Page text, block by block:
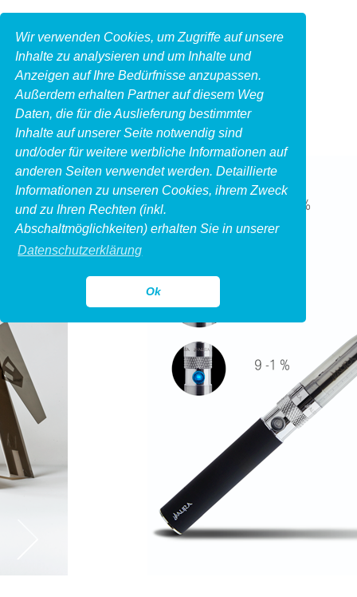
Wir verwenden Cookies, um Zugriffe auf unsere
Inhalte zu analysieren und um Inhalte und
Anzeigen auf Ihre Bedürfnisse anzupassen.
Außerdem erhalten Partner auf diesem Weg
Daten, die für die Auslieferung bestimmter
Inhalte auf unserer Seite notwendig sind
und/oder für weitere werbliche Informationen auf
anderen Seiten verwendet werden. Detaillierte
Informationen zu unseren Cookies, ihrem Zweck
und zu Ihren Rechten (inkl.
Abschaltmöglichkeiten) erhalten Sie in unserer
Datenschutzerklärung
Ok